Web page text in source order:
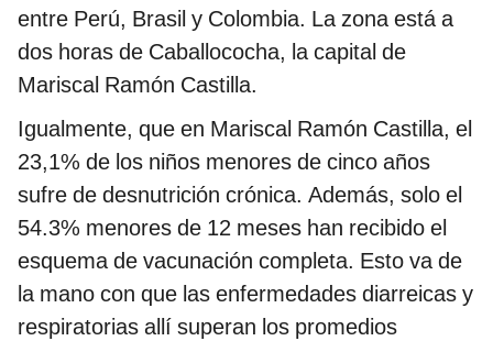
entre Perú, Brasil y Colombia. La zona está a
dos horas de Caballococha, la capital de
Mariscal Ramón Castilla.
Igualmente, que en Mariscal Ramón Castilla, el
23,1% de los niños menores de cinco años
sufre de desnutrición crónica. Además, solo el
54.3% menores de 12 meses han recibido el
esquema de vacunación completa. Esto va de
la mano con que las enfermedades diarreicas y
respiratorias allí superan los promedios